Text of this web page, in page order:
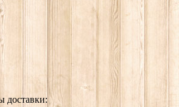
доставки: